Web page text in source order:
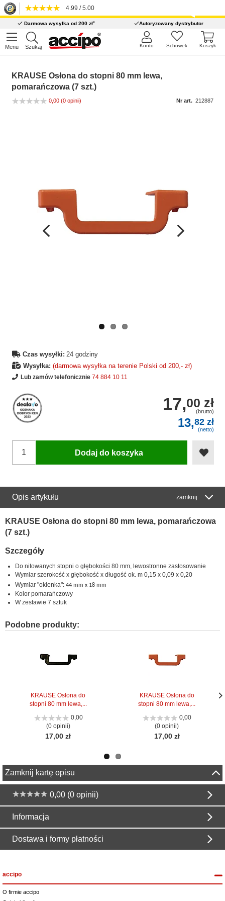
4.99 / 5.00
Darmowa wysyłka od 200 zł* Autoryzowany dystrybutor
Menu Szukaj Koszyk
Schowek
Konto
KRAUSE Osłona do stopni 80 mm lewa,
pomarańczowa (7 szt.)
0,00 (0 opinii) Nr art. 212887
Czas wysyłki: 24 godziny
Wysyłka: (darmowa wysyłka na terenie Polski od 200,- zł)
Lub zamów telefonicznie 74 884 10 11
17,00 zł
(brutto)
13,82 zł
(netto)
Dodaj do koszyka
Opis artykułu zamknij
KRAUSE Osłona do stopni 80 mm lewa, pomarańczowa
(7 szt.)
Szczegóły
Do nitowanych stopni o głębokości 80 mm, lewostronne zastosowanie
Wymiar szerokość x głębokość x długość ok. m 0,15 x 0,09 x 0,20
Wymiar "okienka": 44 mm x 18 mm
Kolor pomarańczowy
W zestawie 7 sztuk
Podobne produkty:
KRAUSE Osłona do
stopni 80 mm lewa,...
0,00
(0 opinii)
17,00 zł
KRAUSE Osłona do
stopni 80 mm lewa,...
0,00
(0 opinii)
17,00 zł
Zamknij kartę opisu
0,00 (0 opinii)
Informacja
Dostawa i formy płatności
accipo
O firmie accipo